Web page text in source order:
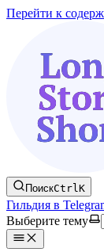
Перейти к
ПоискCtrlK
Гильдия в
Выберите тему